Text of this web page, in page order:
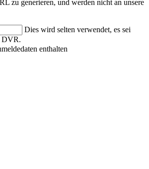
zu generieren, und werden nicht an unsere
Dies wird selten verwendet, es sei
DVR.
enthalten